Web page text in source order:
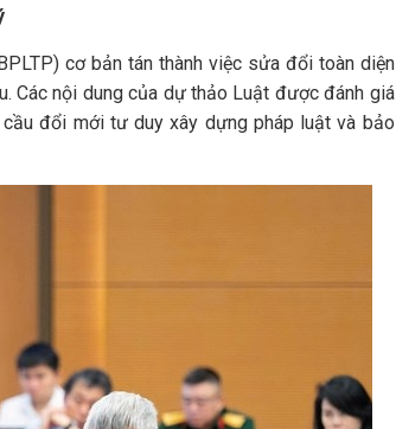
cơ bản tán thành việc sửa đổi toàn diện
Các nội dung của dự thảo Luật được đánh giá
đổi mới tư duy xây dựng pháp luật và bảo